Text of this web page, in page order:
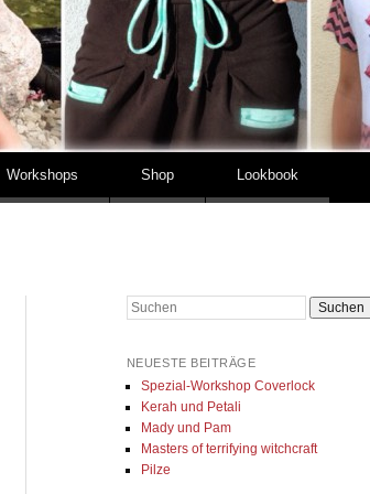
Workshops Shop Lookbook
Suchen
NEUESTE BEITRÄGE
Spezial-Workshop Coverlock
Kerah und Petali
Mady und Pam
Masters of terrifying witchcraft
Pilze